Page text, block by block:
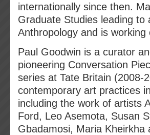
internationally since then.
Graduate Studies leading
Anthropology and is
Paul Goodwin is a curator
pioneering Conversation
series at Tate Britain (2008-
contemporary art practices
including the work of artists
Ford, Leo Asemota, Susan
Gbadamosi, Maria Kheirkha